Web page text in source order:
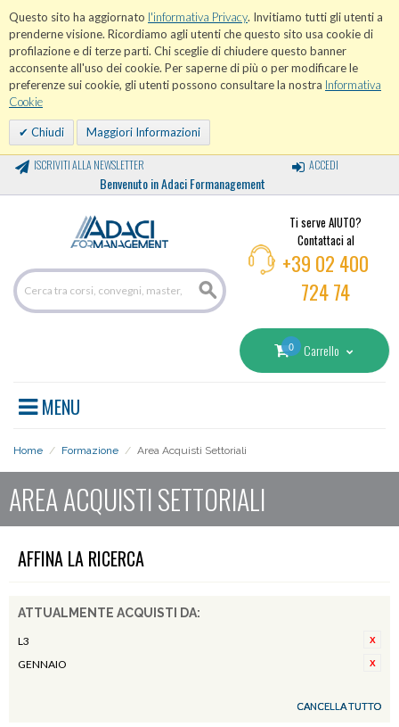
Questo sito ha aggiornato l'informativa Privacy. Invitiamo tutti gli utenti a
prenderne visione. Ricordiamo agli utenti che questo sito usa cookie di
profilazione e di terze parti. Chi sceglie di chiudere questo banner
acconsente all'uso dei cookie. Per saperne di più o per modificare le
preferenze sui cookie, gli utenti possono consultare la nostra Informativa
Cookie
Chiudi Maggiori Informazioni
ISCRIVITI ALLA NEWSLETTER
Benvenuto in Adaci Formanagement
ACCEDI
Ti serve AIUTO?
Contattaci al
+39 02 400
724 74
0 Carrello
MENU
Home / Formazione / Area Acquisti Settoriali
AREA ACQUISTI SETTORIALI
AFFINA LA RICERCA
ATTUALMENTE ACQUISTI DA:
L3
GENNAIO
CANCELLA TUTTO